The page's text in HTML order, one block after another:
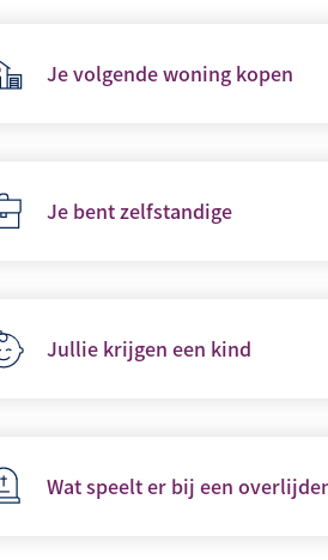
Je volgende woning kopen
Je bent zelfstandige
Jullie krijgen een kind
Wat speelt er bij een